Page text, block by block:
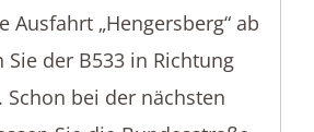
Ausfahrt „Hengersberg“ ab
Sie der B533 in Richtung
Schon bei der nächsten